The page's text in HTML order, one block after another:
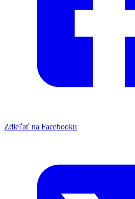
Zdieľať na Facebooku